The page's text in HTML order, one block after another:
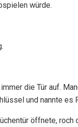
würde.
die Tür auf.
und nannte es
öffnete, roch